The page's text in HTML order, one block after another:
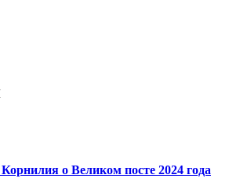
о Великом посте 2024 года